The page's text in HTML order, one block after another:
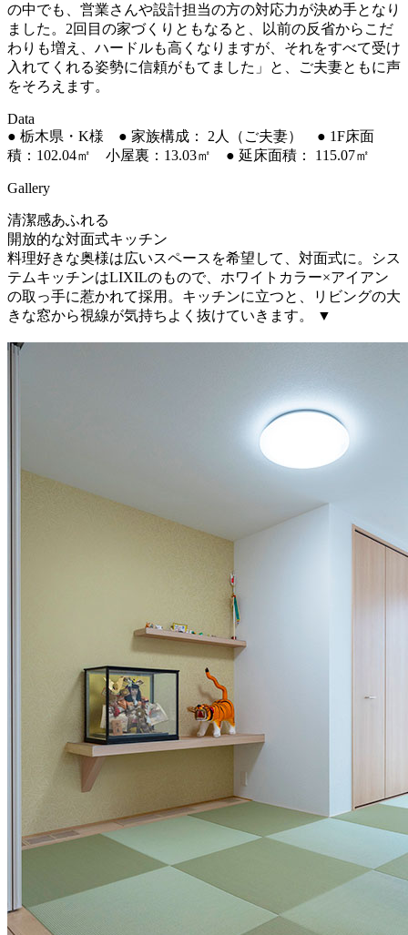
の中でも、営業さんや設計担当の方の対応力が決め手となり
ました。2回目の家づくりともなると、以前の反省からこだ
わりも増え、ハードルも高くなりますが、それをすべて受け
入れてくれる姿勢に信頼がもてました」と、ご夫妻ともに声
をそろえます。
Data
● 栃木県・K様 ● 家族構成： 2人（ご夫妻） ● 1F床面
積：102.04㎡ 小屋裏：13.03㎡ ● 延床面積： 115.07㎡
Gallery
清潔感あふれる
開放的な対面式キッチン
料理好きな奥様は広いスペースを希望して、対面式に。シス
テムキッチンはLIXILのもので、ホワイトカラー×アイアン
の取っ手に惹かれて採用。キッチンに立つと、リビングの大
きな窓から視線が気持ちよく抜けていきます。
▼